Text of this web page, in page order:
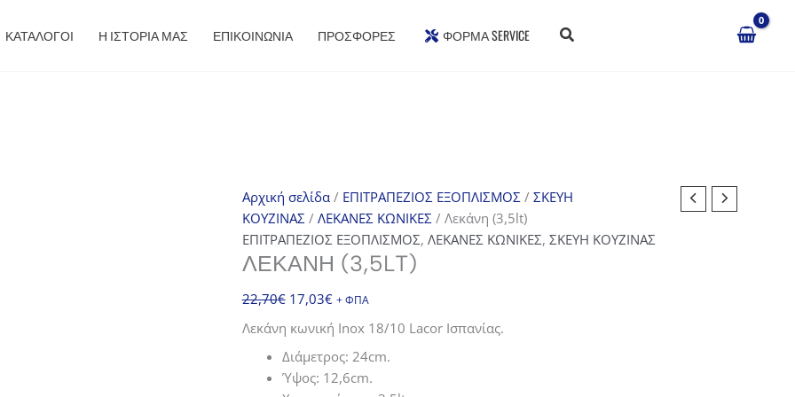
ΚΑΤΑΛΟΓΟΙ Η ΙΣΤΟΡΙΑ ΜΑΣ ΕΠΙΚΟΙΝΩΝΙΑ ΠΡΟΣΦΟΡΈΣ ΦΌΡΜΑ SERVICE
Αρχική σελίδα/ ΕΠΙΤΡΑΠΕΖΙΟΣ ΕΞΟΠΛΙΣΜΟΣ/ ΣΚΕΥΗ
ΚΟΥΖΙΝΑΣ/ ΛΕΚΑΝΕΣ ΚΩΝΙΚΕΣ/ Λεκάνη (3,5lt)
ΕΠΙΤΡΑΠΕΖΙΟΣ ΕΞΟΠΛΙΣΜΟΣ, ΛΕΚΑΝΕΣ ΚΩΝΙΚΕΣ, ΣΚΕΥΗ ΚΟΥΖΙΝΑΣ
ΛΕΚΆΝΗ (3,5LT)
22,70€ Original
22,70€.
17,03€Η
τρέχουσα
τιμή
είναι:
17,03€.
+ ΦΠΑ
Λεκάνη κωνική Inox 18/10 Lacor Ισπανίας.
Διάμετρος: 24cm.
Ύψος: 12,6cm.